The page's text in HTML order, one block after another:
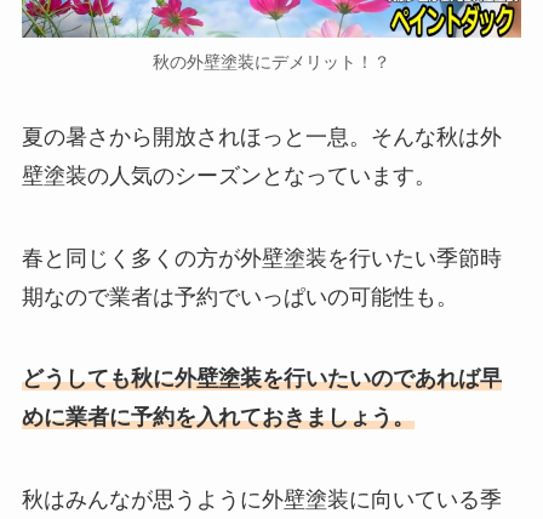
秋の外壁塗装にデメリット！？
夏の暑さから開放されほっと一息。そんな秋は外
壁塗装の人気のシーズンとなっています。
春と同じく多くの方が外壁塗装を行いたい季節時
期なので業者は予約でいっぱいの可能性も。
どうしても秋に外壁塗装を行いたいのであれば早
めに業者に予約を入れておきましょう。
秋はみんなが思うように外壁塗装に向いている季